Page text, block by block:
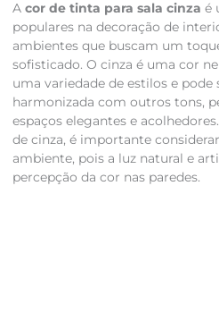
A cor de tinta para sala cinza é
populares na decoração de
ambientes que buscam um
sofisticado. O cinza é uma cor
uma variedade de estilos e pode
harmonizada com outros tons,
espaços elegantes e
de cinza, é importante
ambiente, pois a luz natural e
percepção da cor nas paredes.